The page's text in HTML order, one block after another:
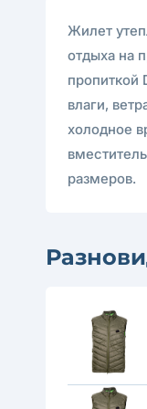
Жилет
отдыха на
пропиткой
влаги,
холодное
размеров.